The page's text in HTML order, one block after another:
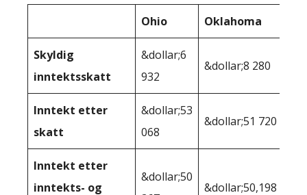
Ohio Oklahoma
Skyldig
inntektsskatt
&dollar;6
932
&dollar;8 280
Inntekt etter
skatt
&dollar;53
068
&dollar;51 720
Inntekt etter
inntekts- og
&dollar;50
&dollar;50,198